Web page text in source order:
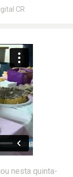
CR
nesta quinta-